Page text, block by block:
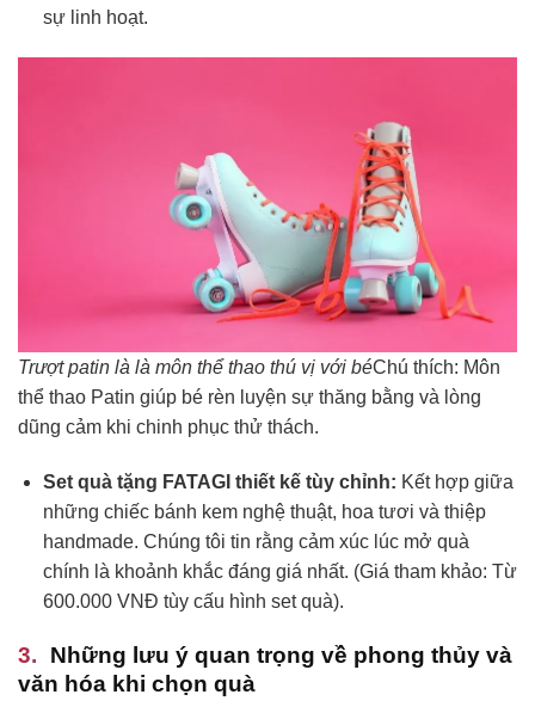
sự linh hoạt.
Trượt patin là là môn thể thao thú vị với béChú thích: Môn
thể thao Patin giúp bé rèn luyện sự thăng bằng và lòng
dũng cảm khi chinh phục thử thách.
Set quà tặng FATAGI thiết kế tùy chỉnh: Kết hợp giữa
những chiếc bánh kem nghệ thuật, hoa tươi và thiệp
handmade. Chúng tôi tin rằng cảm xúc lúc mở quà
chính là khoảnh khắc đáng giá nhất. (Giá tham khảo: Từ
600.000 VNĐ tùy cấu hình set quà).
Những lưu ý quan trọng về phong thủy và
văn hóa khi chọn quà